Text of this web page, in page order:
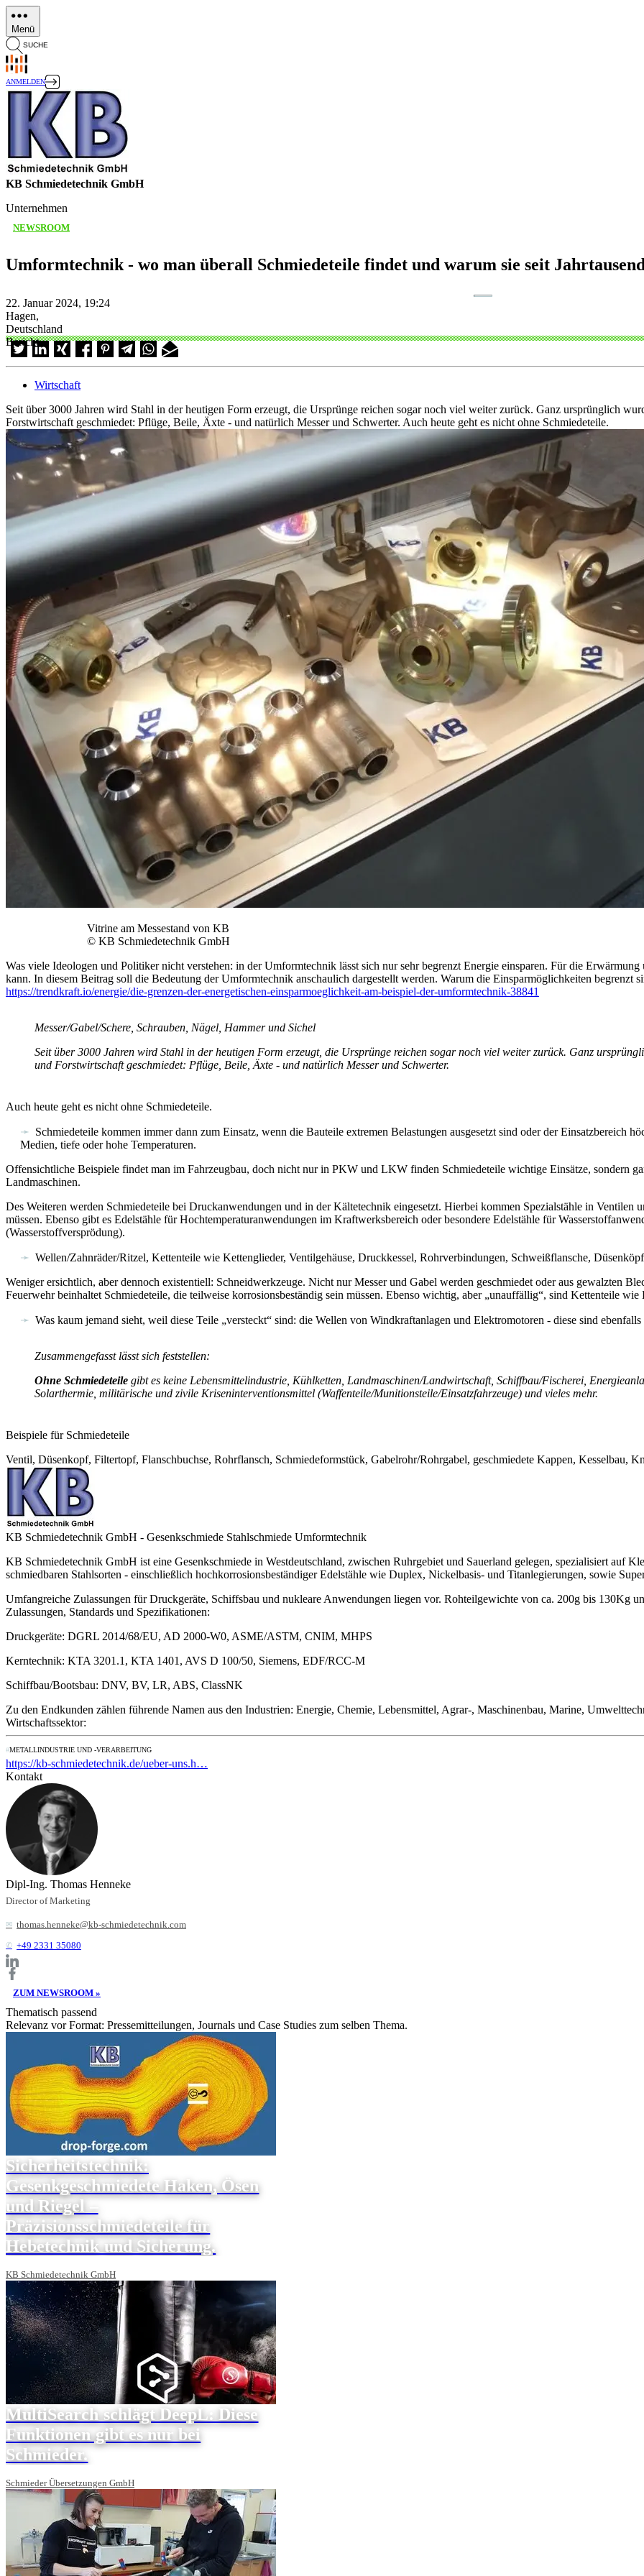
Direkt
zum
Inhalt
Menü
SUCHE
ANMELDEN
KB Schmiedetechnik GmbH
Unternehmen
NEWSROOM
Umformtechnik - wo man überall Schmiedeteile findet und warum sie seit
22. Januar 2024, 19:24
Hagen,
Deutschland
Bericht
Wirtschaft
Seit über 3000 Jahren wird Stahl in der heutigen Form erzeugt, die Ursprünge reichen sogar noch viel weiter zurück. Ganz ursprünglich
Forstwirtschaft geschmiedet: Pflüge, Beile, Äxte - und natürlich Messer und Schwerter. Auch heute geht es nicht ohne Schmiedeteile.
Vitrine am Messestand von KB
© KB Schmiedetechnik GmbH
Was viele Ideologen und Politiker nicht verstehen: in der Umformtechnik lässt sich nur sehr begrenzt Energie einsparen. Für die
kann. In diesem Beitrag soll die Bedeutung der Umformtechnik anschaulich dargestellt werden. Warum die Einsparmöglichkeiten begrenzt
https://trendkraft.io/energie/die-grenzen-der-energetischen-einsparmoeglichkeit-am-beispiel-der-umformtechnik-38841
Messer/Gabel/Schere, Schrauben, Nägel, Hammer und Sichel
Seit über 3000 Jahren wird Stahl in der heutigen Form erzeugt, die Ursprünge reichen sogar noch viel weiter zurück. Ganz
und Forstwirtschaft geschmiedet: Pflüge, Beile, Äxte - und natürlich Messer und Schwerter.
Auch heute geht es nicht ohne Schmiedeteile.
Schmiedeteile kommen immer dann zum Einsatz, wenn die Bauteile extremen Belastungen ausgesetzt sind oder der Einsatzbereich
Medien, tiefe oder hohe Temperaturen.
Offensichtliche Beispiele findet man im Fahrzeugbau, doch nicht nur in PKW und LKW finden Schmiedeteile wichtige Einsätze, sondern
Landmaschinen.
Des Weiteren werden Schmiedeteile bei Druckanwendungen und in der Kältetechnik eingesetzt. Hierbei kommen Spezialstähle in Ventilen
müssen. Ebenso gibt es Edelstähle für Hochtemperaturanwendungen im Kraftwerksbereich oder besondere Edelstähle für
(Wasserstoffversprödung).
Wellen/Zahnräder/Ritzel, Kettenteile wie Kettenglieder, Ventilgehäuse, Druckkessel, Rohrverbindungen, Schweißflansche,
Weniger ersichtlich, aber dennoch existentiell: Schneidwerkzeuge. Nicht nur Messer und Gabel werden geschmiedet oder aus gewalzten
Feuerwehr beinhaltet Schmiedeteile, die teilweise korrosionsbeständig sein müssen. Ebenso wichtig, aber „unauffällig“, sind Kettenteile
Was kaum jemand sieht, weil diese Teile „versteckt“ sind: die Wellen von Windkraftanlagen und Elektromotoren - diese sind ebenfalls
Zusammengefasst lässt sich feststellen:
Ohne Schmiedeteile gibt es keine Lebensmittelindustrie, Kühlketten, Landmaschinen/Landwirtschaft, Schiffbau/Fischerei,
Solarthermie, militärische und zivile Kriseninterventionsmittel (Waffenteile/Munitionsteile/Einsatzfahrzeuge) und vieles mehr.
Beispiele für Schmiedeteile
Ventil, Düsenkopf, Filtertopf, Flanschbuchse, Rohrflansch, Schmiedeformstück, Gabelrohr/Rohrgabel, geschmiedete Kappen, Kesselbau,
KB Schmiedetechnik GmbH - Gesenkschmiede Stahlschmiede Umformtechnik
KB Schmiedetechnik GmbH ist eine Gesenkschmiede in Westdeutschland, zwischen Ruhrgebiet und Sauerland gelegen, spezialisiert auf
schmiedbaren Stahlsorten - einschließlich hochkorrosionsbeständiger Edelstähle wie Duplex, Nickelbasis- und Titanlegierungen, sowie
Umfangreiche Zulassungen für Druckgeräte, Schiffsbau und nukleare Anwendungen liegen vor. Rohteilgewichte von ca. 200g bis 130Kg
Zulassungen, Standards und Spezifikationen:
Druckgeräte: DGRL 2014/68/EU, AD 2000-W0, ASME/ASTM, CNIM, MHPS
Kerntechnik: KTA 3201.1, KTA 1401, AVS D 100/50, Siemens, EDF/RCC-M
Schiffbau/Bootsbau: DNV, BV, LR, ABS, ClassNK
Zu den Endkunden zählen führende Namen aus den Industrien: Energie, Chemie, Lebensmittel, Agrar-, Maschinenbau, Marine,
Wirtschaftssektor:
METALLINDUSTRIE UND -VERARBEITUNG
https://kb-schmiedetechnik.de/ueber-uns.h…
Kontakt
Dipl-Ing. Thomas Henneke
Director of Marketing
thomas.henneke@kb-schmiedetechnik.com
+49 2331 35080
ZUM NEWSROOM »
Thematisch passend
Relevanz vor Format: Pressemitteilungen, Journals und Case Studies zum selben Thema.
Sicherheitstechnik:
Gesenkgeschmiedete Haken, Ösen
und Riegel –
Präzisionsschmiedeteile für
Hebetechnik und Sicherung.
KB Schmiedetechnik GmbH
MultiSearch schlägt DeepL: Diese
Funktionen gibt es nur bei
Schmieder.
Schmieder Übersetzungen GmbH